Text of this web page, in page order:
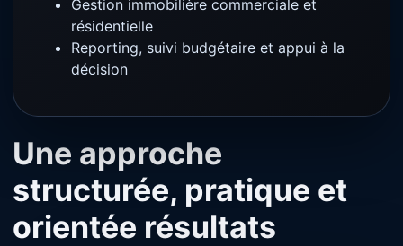
Gestion immobilière commerciale et
résidentielle
Reporting, suivi budgétaire et appui à la
décision
Une approche
structurée, pratique et
orientée résultats